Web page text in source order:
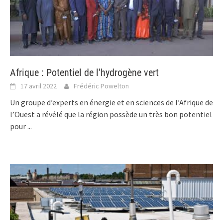
Afrique : Potentiel de l’hydrogène vert
17 avril 2022 Frédéric Powelton
Un groupe d’experts en énergie et en sciences de l’Afrique de
l’Ouest a révélé que la région possède un très bon potentiel
pour...